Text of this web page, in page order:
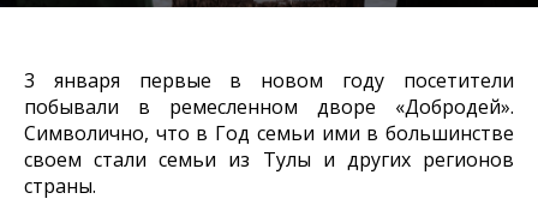
3 января первые в новом году посетители
побывали в ремесленном дворе «Добродей».
Символично, что в Год семьи ими в большинстве
своем стали семьи из Тулы и других регионов
страны.